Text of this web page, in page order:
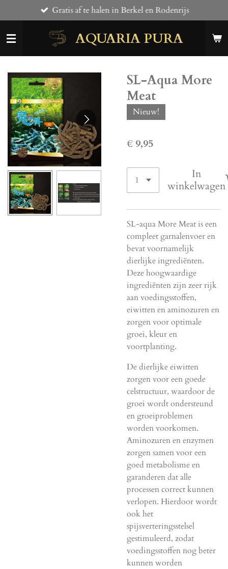
direct
naar
AQUARIA PURA
Gratis af te halen in Berkel en Rodenrijs
SL-Aqua More
Meat
Nieuw!
€ 9,95
In
winkelwagen
SL-aqua More Meat is een
compleet garnalenvoer en
bevat voornamelijk
dierlijke ingrediënten.
Deze hoogwaardige
ingrediënten zijn zeer rijk
aan voedingsstoffen,
eiwitten en aminozuren en
zorgen voor optimale
groei, kleur en
voortplanting.
De dierlijke eiwitten
zorgen voor een goede
celstructuur, waardoor de
groei wordt ondersteund
en groeiproblemen
worden voorkomen.
Aminozuren en enzymen
zorgen samen voor een
goed metabolisme en
garanderen dat alle
processen correct kunnen
verlopen. Hierdoor wordt
ook het
spijsverteringsstelsel
gestimuleerd, zodat
voedingsstoffen nog beter
kunnen worden